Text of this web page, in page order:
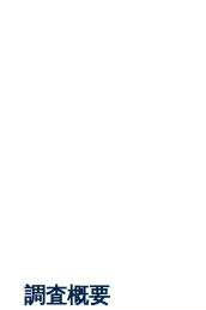
調査概要